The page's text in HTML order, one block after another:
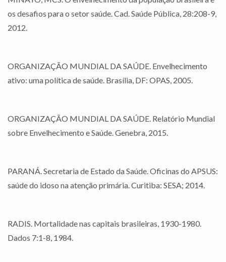
os desafios para o setor saúde. Cad. Saúde Pública, 28:208-9,
2012.
ORGANIZAÇÃO MUNDIAL DA SAÚDE. Envelhecimento
ativo: uma política de saúde. Brasília, DF: OPAS, 2005.
ORGANIZAÇÃO MUNDIAL DA SAÚDE. Relatório Mundial
sobre Envelhecimento e Saúde. Genebra, 2015.
PARANÁ. Secretaria de Estado da Saúde. Oficinas do APSUS:
saúde do idoso na atenção primária. Curitiba: SESA; 2014.
RADIS. Mortalidade nas capitais brasileiras, 1930-1980.
Dados 7:1-8, 1984.